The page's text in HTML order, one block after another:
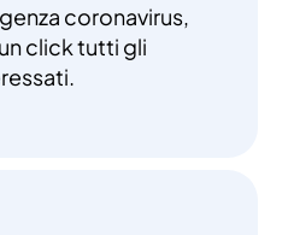
coronavirus,
click tutti gli